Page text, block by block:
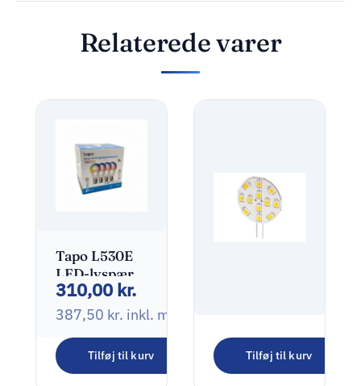
Relaterede varer
Tapo L530E
LED-lyspære
8.7W F
806lumen
2500-6500K
310,00 kr.
387,50 kr. inkl. moms
Tilføj til kurv
Goobay LED
12V Spot G4
2W 170LM
120,00kr.
Tilføj til kurv